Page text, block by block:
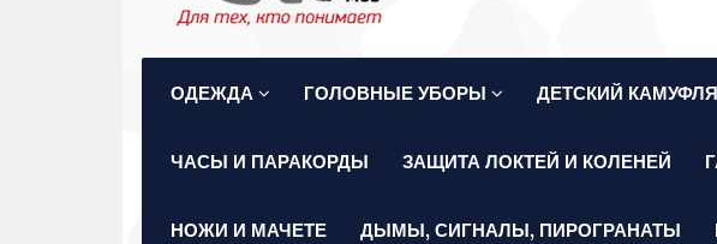
ОДЕЖДА ГОЛОВНЫЕ УБОРЫ ДЕТСКИЙ
ЧАСЫ И ПАРАКОРДЫ ЗАЩИТА ЛОКТЕЙ И КОЛЕНЕЙ
НОЖИ И МАЧЕТЕ ДЫМЫ, СИГНАЛЫ, ПИРОГРАНАТЫ